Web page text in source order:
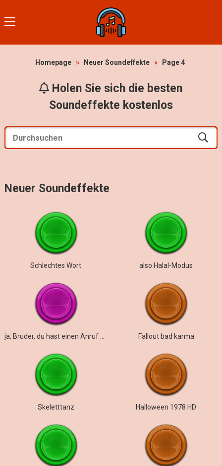
Homepage » Neuer Soundeffekte » Page 4
Holen Sie sich die besten
Soundeffekte kostenlos
Neuer Soundeffekte
Schlechtes Wort also Halal-Modus
Fallout bad karma
Skeletttanz Halloween 1978 HD